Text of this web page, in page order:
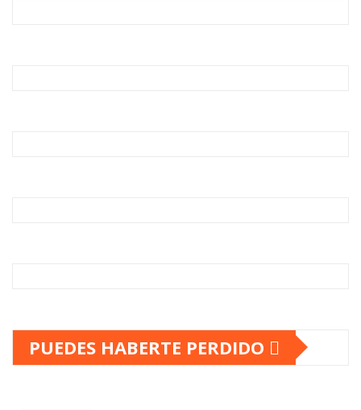
PUEDES HABERTE PERDIDO